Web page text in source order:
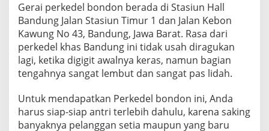
Gerai perkedel bondon berada di Stasiun Hall
Bandung Jalan Stasiun Timur 1 dan Jalan Kebon
Kawung No 43, Bandung, Jawa Barat. Rasa dari
perkedel khas Bandung ini tidak usah diragukan
lagi, ketika digigit awalnya keras, namun bagian
tengahnya sangat lembut dan sangat pas lidah.
Untuk mendapatkan Perkedel bondon ini, Anda
harus siap-siap antri terlebih dahulu, karena saking
banyaknya pelanggan setia maupun yang baru